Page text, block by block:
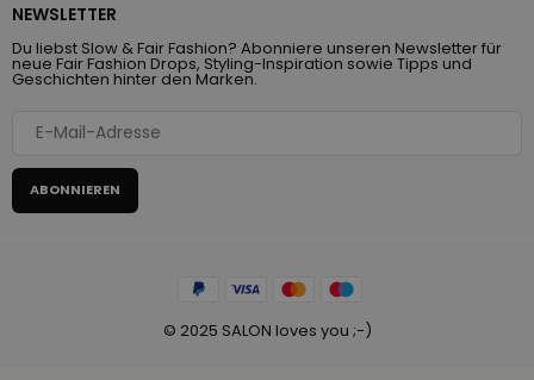
NEWSLETTER
Du liebst Slow & Fair Fashion? Abonniere unseren Newsletter für
neue Fair Fashion Drops, Styling-Inspiration sowie Tipps und
Geschichten hinter den Marken.
ABONNIEREN
© 2025 SALON loves you ;-)